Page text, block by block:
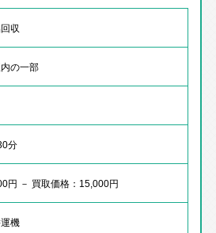
収
の一部
分
円 － 買取価格：15,000円
機